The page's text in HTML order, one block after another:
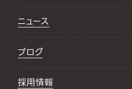
ニュース
ブログ
採用情報